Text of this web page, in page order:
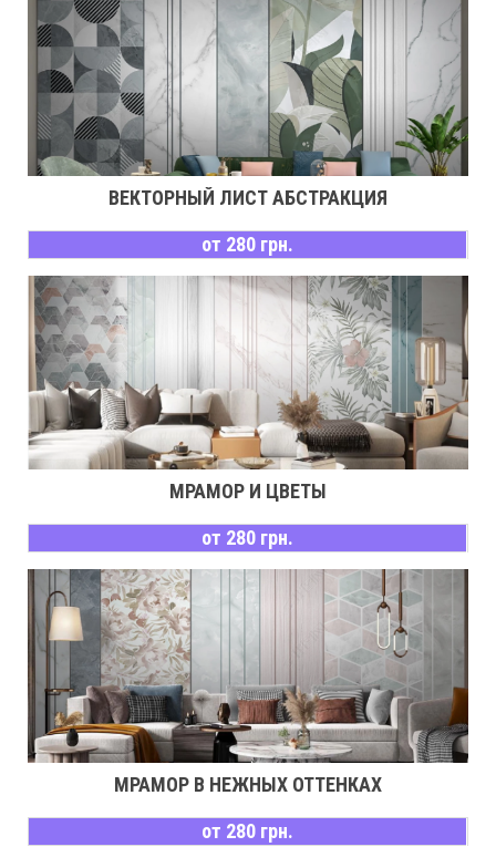
ВЕКТОРНЫЙ ЛИСТ АБСТРАКЦИЯ
от 280 грн.
МРАМОР И ЦВЕТЫ
от 280 грн.
МРАМОР В НЕЖНЫХ ОТТЕНКАХ
от 280 грн.